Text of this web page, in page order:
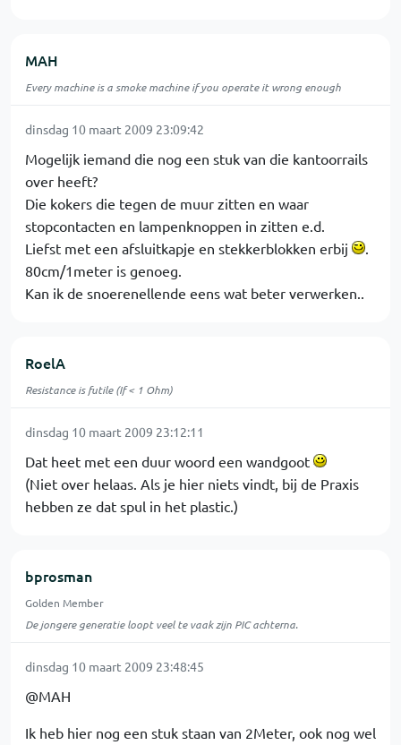
MAH
Every machine is a smoke machine if you operate it wrong enough
dinsdag 10 maart 2009 23:09:42
Mogelijk iemand die nog een stuk van die kantoorrails
over heeft?
Die kokers die tegen de muur zitten en waar
stopcontacten en lampenknoppen in zitten e.d.
Liefst met een afsluitkapje en stekkerblokken erbij
.
80cm/1meter is genoeg.
Kan ik de snoerenellende eens wat beter verwerken..
RoelA
Resistance is futile (If < 1 Ohm)
dinsdag 10 maart 2009 23:12:11
Dat heet met een duur woord een wandgoot
(Niet over helaas. Als je hier niets vindt, bij de Praxis
hebben ze dat spul in het plastic.)
bprosman
Golden Member
De jongere generatie loopt veel te vaak zijn PIC achterna.
dinsdag 10 maart 2009 23:48:45
@MAH
Ik heb hier nog een stuk staan van 2Meter, ook nog wel